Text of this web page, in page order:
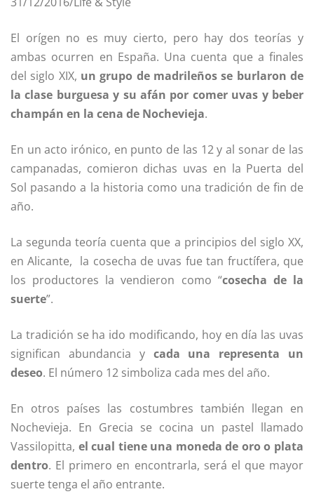
El orígen no es muy cierto, pero hay dos teorías y
ambas ocurren en España. Una cuenta que a finales
del siglo XIX, un grupo de madrileños se burlaron de
la clase burguesa y su afán por comer uvas y beber
champán en la cena de Nochevieja.
En un acto irónico, en punto de las 12 y al sonar de las
campanadas, comieron dichas uvas en la Puerta del
Sol pasando a la historia como una tradición de fin de
año.
La segunda teoría cuenta que a principios del siglo XX,
en Alicante, la cosecha de uvas fue tan fructífera, que
los productores la vendieron como “cosecha de la
suerte”.
La tradición se ha ido modificando, hoy en día las uvas
significan abundancia y cada una representa un
deseo. El número 12 simboliza cada mes del año.
En otros países las costumbres también llegan en
Nochevieja. En Grecia se cocina un pastel llamado
Vassilopitta, el cual tiene una moneda de oro o plata
dentro. El primero en encontrarla, será el que mayor
suerte tenga el año entrante.